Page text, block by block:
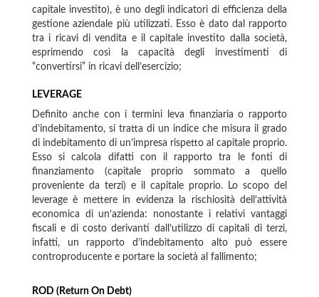
capitale investito), è uno degli indicatori di efficienza della
gestione aziendale più utilizzati. Esso è dato dal rapporto
tra i ricavi di vendita e il capitale investito dalla società,
esprimendo così la capacità degli investimenti di
“convertirsi” in ricavi dell’esercizio;
LEVERAGE
Definito anche con i termini leva finanziaria o rapporto
d’indebitamento, si tratta di un indice che misura il grado
di indebitamento di un’impresa rispetto al capitale proprio.
Esso si calcola difatti con il rapporto tra le fonti di
finanziamento (capitale proprio sommato a quello
proveniente da terzi) e il capitale proprio. Lo scopo del
leverage è mettere in evidenza la rischiosità dell’attività
economica di un’azienda: nonostante i relativi vantaggi
fiscali e di costo derivanti dall’utilizzo di capitali di terzi,
infatti, un rapporto d’indebitamento alto può essere
controproducente e portare la società al fallimento;
ROD (Return On Debt)